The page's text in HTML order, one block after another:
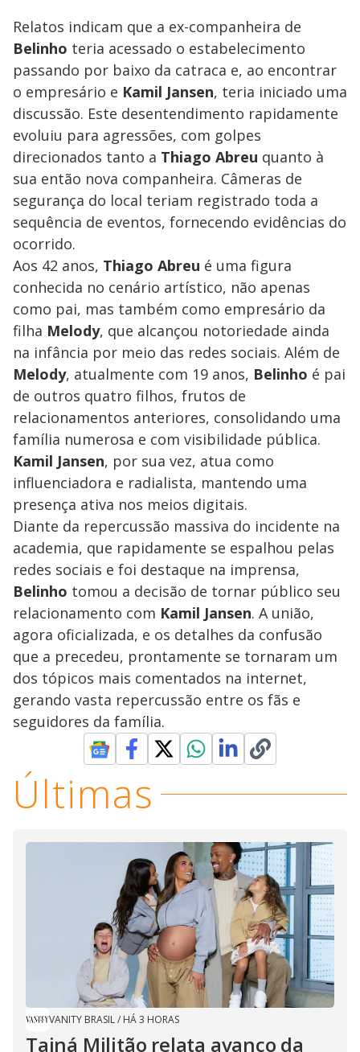
Relatos indicam que a ex-companheira de
Belinho teria acessado o estabelecimento
passando por baixo da catraca e, ao encontrar
o empresário e Kamil Jansen, teria iniciado uma
discussão. Este desentendimento rapidamente
evoluiu para agressões, com golpes
direcionados tanto a Thiago Abreu quanto à
sua então nova companheira. Câmeras de
segurança do local teriam registrado toda a
sequência de eventos, fornecendo evidências do
ocorrido.
Aos 42 anos, Thiago Abreu é uma figura
conhecida no cenário artístico, não apenas
como pai, mas também como empresário da
filha Melody, que alcançou notoriedade ainda
na infância por meio das redes sociais. Além de
Melody, atualmente com 19 anos, Belinho é pai
de outros quatro filhos, frutos de
relacionamentos anteriores, consolidando uma
família numerosa e com visibilidade pública.
Kamil Jansen, por sua vez, atua como
influenciadora e radialista, mantendo uma
presença ativa nos meios digitais.
Diante da repercussão massiva do incidente na
academia, que rapidamente se espalhou pelas
redes sociais e foi destaque na imprensa,
Belinho tomou a decisão de tornar público seu
relacionamento com Kamil Jansen. A união,
agora oficializada, e os detalhes da confusão
que a precedeu, prontamente se tornaram um
dos tópicos mais comentados na internet,
gerando vasta repercussão entre os fãs e
seguidores da família.
Últimas
VANITY BRASIL/ HÁ 3 HORAS
Tainá Militão relata avanço da